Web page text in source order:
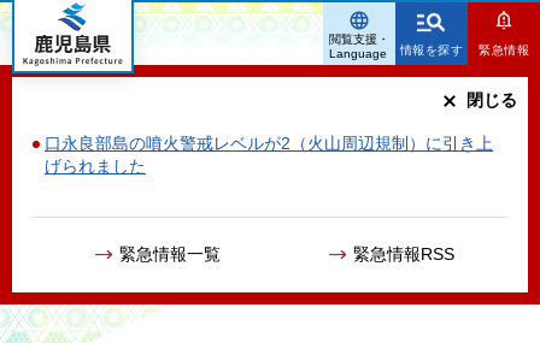
鹿児島県
情報を探す 緊急情報
口永良部島の噴火警戒レベルが2（火山周辺規制）に引き上
げられました
緊急情報一覧 緊急情報RSS
閉じる
閲覧支援・
Language